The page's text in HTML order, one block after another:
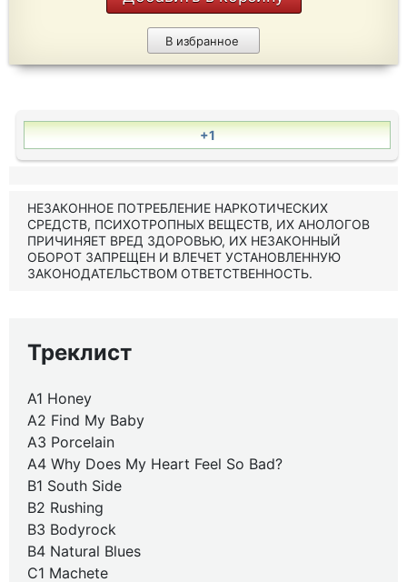
В избранное
+1
НЕЗАКОННОЕ ПОТРЕБЛЕНИЕ НАРКОТИЧЕСКИХ
СРЕДСТВ, ПСИХОТРОПНЫХ ВЕЩЕСТВ, ИХ АНОЛОГОВ
ПРИЧИНЯЕТ ВРЕД ЗДОРОВЬЮ, ИХ НЕЗАКОННЫЙ
ОБОРОТ ЗАПРЕЩЕН И ВЛЕЧЕТ УСТАНОВЛЕННУЮ
ЗАКОНОДАТЕЛЬСТВОМ ОТВЕТСТВЕННОСТЬ.
Треклист
A1 Honey
A2 Find My Baby
A3 Porcelain
A4 Why Does My Heart Feel So Bad?
B1 South Side
B2 Rushing
B3 Bodyrock
B4 Natural Blues
C1 Machete